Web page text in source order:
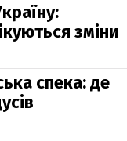
зміни
спека: де